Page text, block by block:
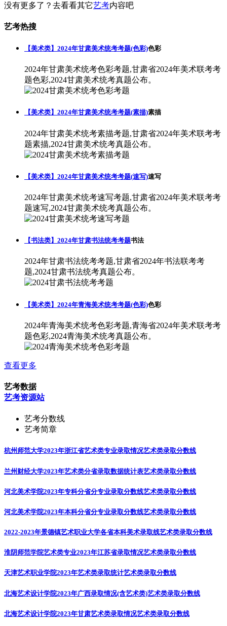
没有更多了？去看看其它艺考内容吧
艺考热搜
【美术类】2024年甘肃美术统考考题(色彩)色彩
2024年甘肃美术统考色彩考题,甘肃省2024年美术联考考
题色彩,2024甘肃美术统考真题公布。
【美术类】2024年甘肃美术统考考题(素描)素描
2024年甘肃美术统考素描考题,甘肃省2024年美术联考考
题素描,2024甘肃美术统考真题公布。
【美术类】2024年甘肃美术统考考题(速写)速写
2024年甘肃美术统考速写考题,甘肃省2024年美术联考考
题速写,2024甘肃美术统考真题公布。
【书法类】2024年甘肃书法统考考题书法
2024年甘肃书法统考考题,甘肃省2024年书法联考考
题,2024甘肃书法统考真题公布。
【美术类】2024年青海美术统考考题(色彩)色彩
2024年青海美术统考色彩考题,青海省2024年美术联考考
题色彩,2024青海美术统考真题公布。
查看更多
艺考数据
艺考资源站
艺考分数线
艺考简章
杭州师范大学2023年浙江省艺术类专业录取情况艺术类录取分数线
兰州财经大学2023年艺术类分省录取数据统计表艺术类录取分数线
河北美术学院2023年专科分省分专业录取分数线艺术类录取分数线
河北美术学院2023年本科分省分专业录取分数线艺术类录取分数线
2022-2023年景德镇艺术职业大学各省本科美术录取线艺术类录取分数线
淮阴师范学院艺术类专业2023年江苏省录取情况艺术类录取分数线
天津艺术职业学院2023年艺术类录取统计艺术类录取分数线
北海艺术设计学院2023年广西录取情况(含艺术类)艺术类录取分数线
北海艺术设计学院2023年甘肃艺术类录取情况艺术类录取分数线